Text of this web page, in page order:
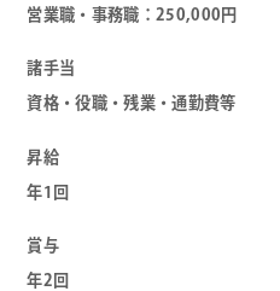
営業職・事務職：250,000円
諸手当
資格・役職・残業・通勤費等
昇給
年1回
賞与
年2回